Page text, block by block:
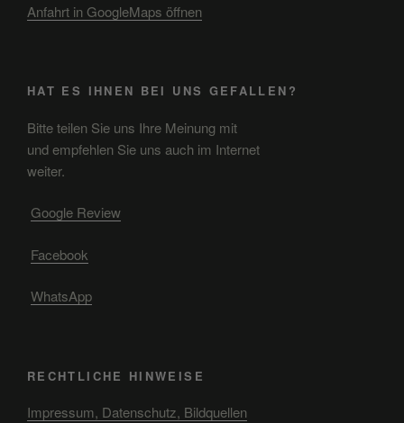
Anfahrt in GoogleMaps öffnen
HAT ES IHNEN BEI UNS GEFALLEN?
Bitte teilen Sie uns Ihre Meinung mit
und empfehlen Sie uns auch im Internet
weiter.
Google Review
Facebook
WhatsApp
RECHTLICHE HINWEISE
Impressum, Datenschutz, Bildquellen